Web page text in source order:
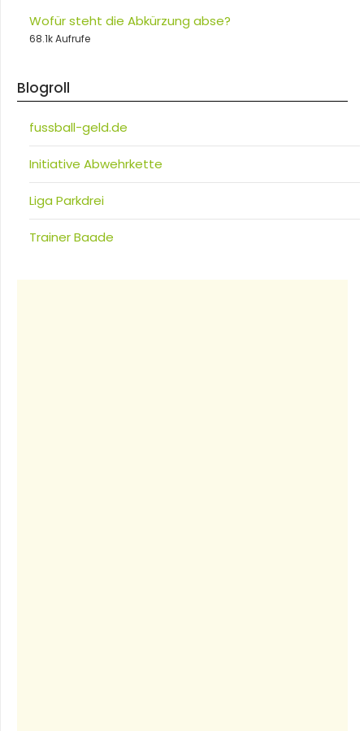
Wofür steht die Abkürzung abse?
68.1k Aufrufe
Blogroll
fussball-geld.de
Initiative Abwehrkette
Liga Parkdrei
Trainer Baade